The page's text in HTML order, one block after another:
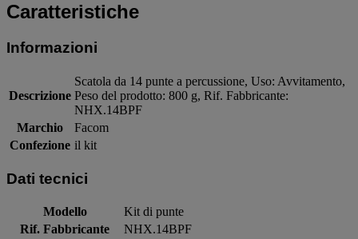
Caratteristiche
Informazioni
Descrizione
Scatola da 14 punte a percussione, Uso: Avvitamento,
Peso del prodotto: 800 g, Rif. Fabbricante:
NHX.14BPF
Marchio
Facom
Confezione il kit
Dati tecnici
Modello
Kit di punte
Rif. Fabbricante
NHX.14BPF